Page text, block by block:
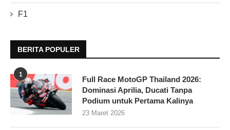
F1
BERITA POPULER
1
Full Race MotoGP Thailand 2026:
Dominasi Aprilia, Ducati Tanpa
Podium untuk Pertama Kalinya
23 Maret 2026